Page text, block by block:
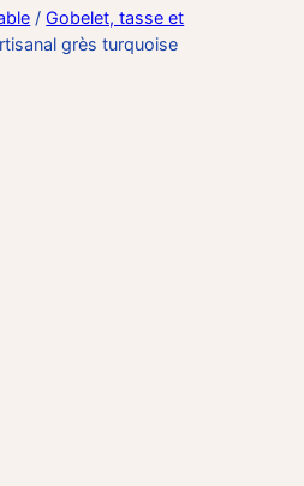
/Gobelet, tasse et
grès turquoise